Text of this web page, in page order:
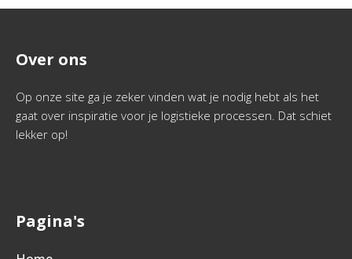
Over ons
Op onze site ga je zeker vinden wat je nodig hebt als het
gaat over inspiratie voor je logistieke processen. Dat schiet
lekker op!
Pagina's